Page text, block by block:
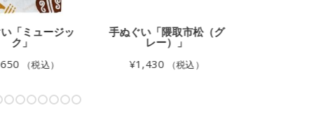
「ミュージッ
ク」
（税込）
手ぬぐい「隈取市松（グ
レー）」
¥1,430 （税込）